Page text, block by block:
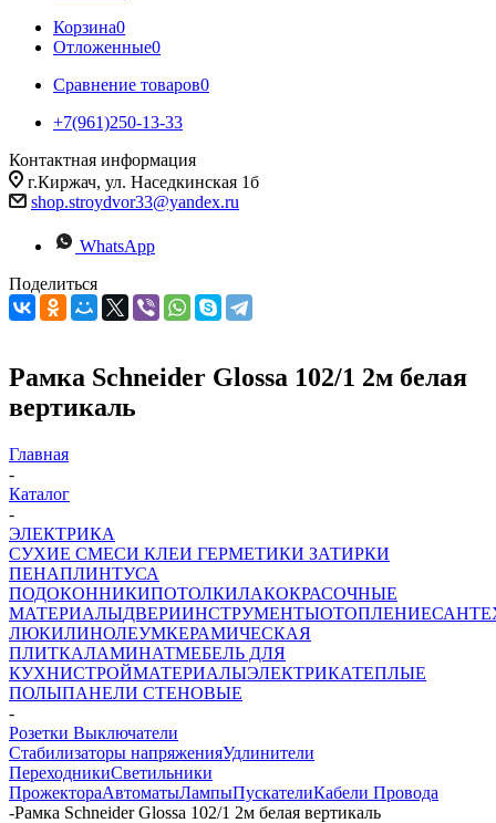
Корзина0
Отложенные0
Сравнение товаров0
+7(961)250-13-33
Контактная информация
г.Киржач, ул. Наседкинская 1б
shop.stroydvor33@yandex.ru
WhatsApp
Поделиться
Рамка Schneider Glossa 102/1 2м белая
вертикаль
Главная
-
Каталог
-
ЭЛЕКТРИКА
СУХИЕ СМЕСИ КЛЕИ ГЕРМЕТИКИ ЗАТИРКИ
ПЕНАПЛИНТУСА
ПОДОКОННИКИПОТОЛКИЛАКОКРАСОЧНЫЕ
МАТЕРИАЛЫДВЕРИИНСТРУМЕНТЫОТОПЛЕНИЕ
ЛЮКИЛИНОЛЕУМКЕРАМИЧЕСКАЯ
ПЛИТКАЛАМИНАТМЕБЕЛЬ ДЛЯ
КУХНИСТРОЙМАТЕРИАЛЫЭЛЕКТРИКАТЕПЛЫЕ
ПОЛЫПАНЕЛИ СТЕНОВЫЕ
-
Розетки Выключатели
Стабилизаторы напряженияУдлинители
ПереходникиСветильники
ПрожектораАвтоматыЛампыПускателиКабели Провода
-Рамка Schneider Glossa 102/1 2м белая вертикаль